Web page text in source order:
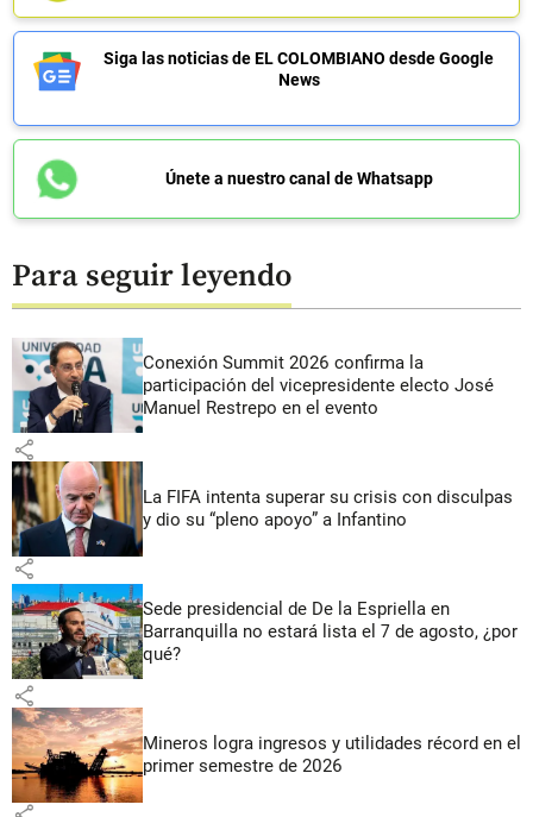
Siga las noticias de EL COLOMBIANO desde Google
News
Únete a nuestro canal de Whatsapp
Para seguir leyendo
Conexión Summit 2026 confirma la
participación del vicepresidente electo José
Manuel Restrepo en el evento
share
La FIFA intenta superar su crisis con disculpas
y dio su “pleno apoyo” a Infantino
share
Sede presidencial de De la Espriella en
Barranquilla no estará lista el 7 de agosto, ¿por
qué?
share
Mineros logra ingresos y utilidades récord en el
primer semestre de 2026